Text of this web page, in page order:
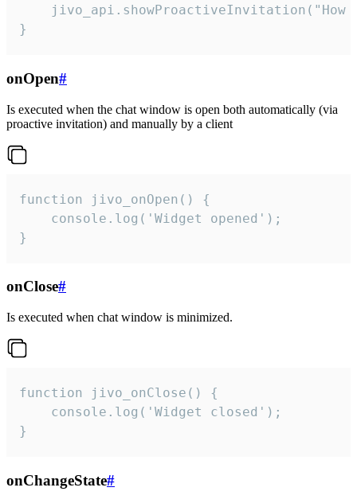
jivo_api.showProactiveInvitation("How
}
onOpen#
Is executed when the chat window is open both automatically (via
proactive invitation) and manually by a client
function jivo_onOpen() {
    console.log('Widget opened');
}
onClose#
Is executed when chat window is minimized.
function jivo_onClose() {
    console.log('Widget closed');
}
onChangeState#